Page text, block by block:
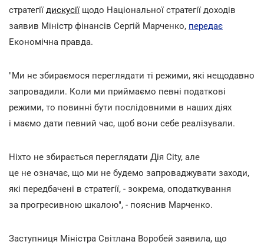
стратегії дискусії щодо Національної стратегії доходів
заявив Міністр фінансів Сергій Марченко, передає
Економічна правда.
"Ми не збираємося переглядати ті режими, які нещодавно
запровадили. Коли ми приймаємо певні податкові
режими, то повинні бути послідовними в наших діях
і маємо дати певний час, щоб вони себе реалізували.
Ніхто не збирається переглядати Дія City, але
це не означає, що ми не будемо запроваджувати заходи,
які передбачені в стратегії, - зокрема, оподаткування
за прогресивною шкалою", - пояснив Марченко.
Заступниця Міністра Світлана Воробей заявила, що